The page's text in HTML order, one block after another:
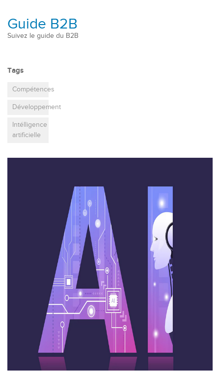
Guide B2B
Suivez le guide du B2B
Tags
Compétences
Développement
Intélligence
artificielle